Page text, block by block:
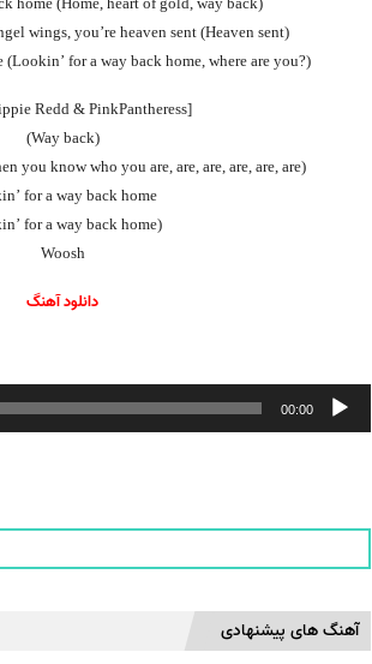
wings, you’re heaven sent (Heaven sent)
for a way back home, where are you?)
[Outro: Trippie Redd & PinkPantheress]
(Way back)
(I’m so glad to meet, just when you know who you are, are, are, are, are, are)
for a way back home
(Lookin’ for a way back home)
Woosh
دانلود آهنگ
پخش‌کننده
صوت
00:00
آهنگ های پیشنهادی